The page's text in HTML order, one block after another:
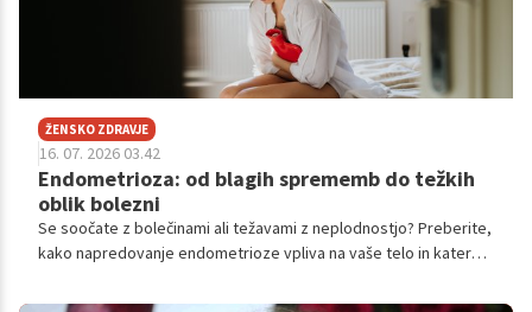
ŽENSKO ZDRAVJE
16. 07. 2026 03.42
Endometrioza: od blagih sprememb do težkih
oblik bolezni
Se soočate z bolečinami ali težavami z neplodnostjo? Preberite,
kako napredovanje endometrioze vpliva na vaše telo in katere